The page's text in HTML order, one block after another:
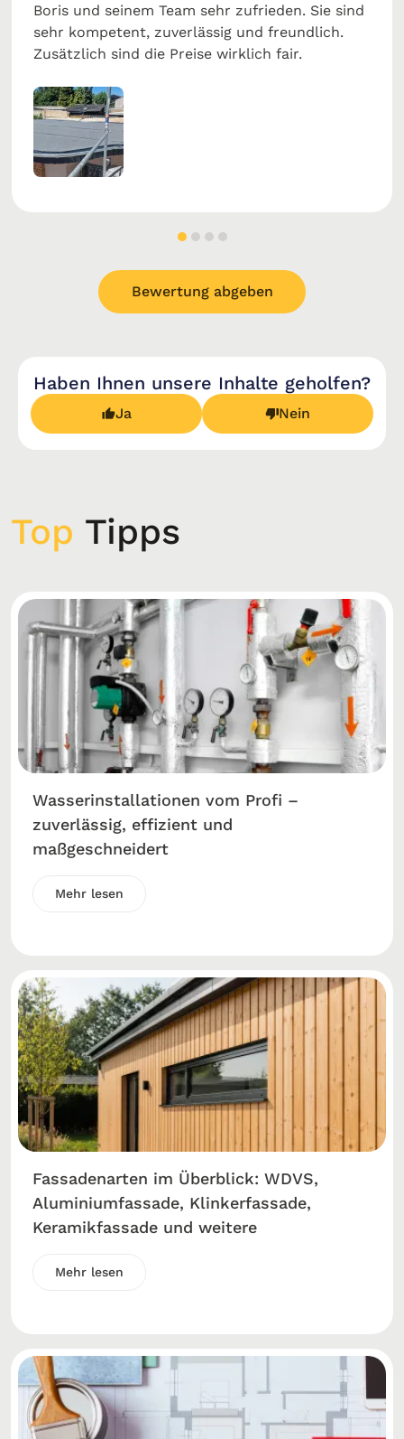
Boris und seinem Team sehr zufrieden. Sie sind
sehr kompetent, zuverlässig und freundlich.
Zusätzlich sind die Preise wirklich fair.
Bewertung abgeben
Haben Ihnen unsere Inhalte geholfen?
Ja Nein
Top Tipps
Wasserinstallationen vom Profi –
zuverlässig, effizient und
maßgeschneidert
Mehr lesen
Fassadenarten im Überblick: WDVS,
Aluminiumfassade, Klinkerfassade,
Keramikfassade und weitere
Mehr lesen